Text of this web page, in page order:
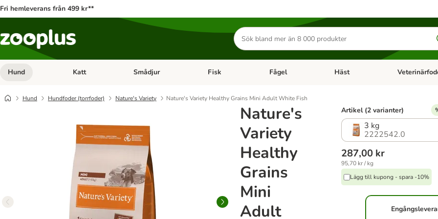
Fri hemleverans från 499 kr**
Sök
efter
produkter
Hund Open category menu: Hund
Katt Open category menu: Katt
Smådjur Open category menu: Smådjur
Fisk Open category menu: Fisk
Fågel Open category menu: Fågel
Häst Open category
Hund Hundfoder (torrfoder) Nature's Variety Nature's Variety Healthy Grains Mini Adult White Fish
Nature's
Variety
Healthy
Grains
Mini
Adult
Artikel (2 varianter)
3 kg
2222542.0
287,00 kr
95,70 kr / kg
Lägg till kupong - spara -10%